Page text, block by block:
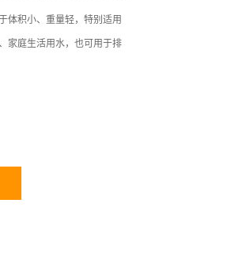
体积小、重量轻，特别适用
家庭生活用水，也可用于排